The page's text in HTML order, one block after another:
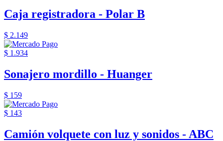
Caja registradora - Polar B
$ 2.149
$ 1.934
Sonajero mordillo - Huanger
$ 159
$ 143
Camión volquete con luz y sonidos - ABC